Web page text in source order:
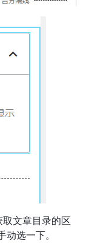
文章目录的区
选一下。